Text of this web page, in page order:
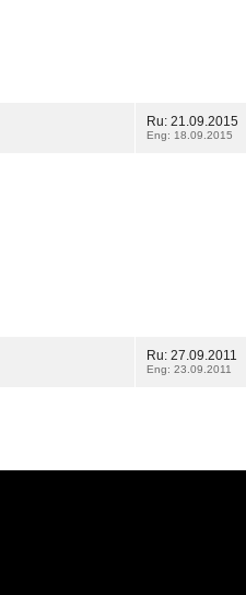
Ru: 21.09.2015
Eng: 18.09.2015
Ru: 27.09.2011
Eng: 23.09.2011